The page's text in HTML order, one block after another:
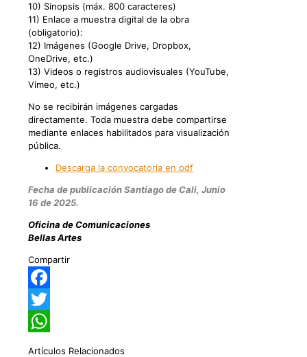
10) Sinopsis (máx. 800 caracteres)
11) Enlace a muestra digital de la obra
(obligatorio):
12) Imágenes (Google Drive, Dropbox,
OneDrive, etc.)
13) Videos o registros audiovisuales (YouTube,
Vimeo, etc.)
No se recibirán imágenes cargadas
directamente. Toda muestra debe compartirse
mediante enlaces habilitados para visualización
pública.
Descarga la convocatoria en pdf
Fecha de publicación Santiago de Cali, Junio
16 de 2025.
Oficina de Comunicaciones
Bellas Artes
Compartir
Facebook
Twitter
Artículos Relacionados